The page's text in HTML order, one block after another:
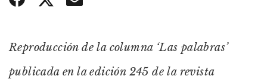
Reproducción de la columna ‘Las palabras’
publicada en la edición 245 de la revista